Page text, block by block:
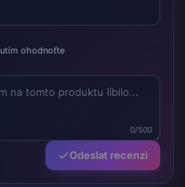
ohodnoťte
0/500
Odeslat recenzi